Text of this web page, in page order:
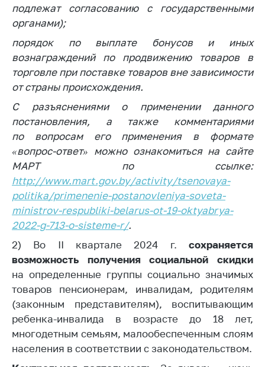
подлежат согласованию с государственными
органами);
порядок по выплате бонусов и иных
вознаграждений по продвижению товаров в
торговле при поставке товаров вне зависимости
от страны происхождения.
С разъяснениями о применении данного
постановления, а также комментариями
по вопросам его применения в формате
«вопрос-ответ» можно ознакомиться на сайте
МАРТ по ссылке:
http://www.mart.gov.by/activity/tsenovaya-
politika/primenenie-postanovleniya-soveta-
ministrov-respubliki-belarus-ot-19-oktyabrya-
2022-g-713-o-sisteme-r/.
2) Во II квартале 2024 г. сохраняется
возможность получения социальной скидки
на определенные группы социально значимых
товаров пенсионерам, инвалидам, родителям
(законным представителям), воспитывающим
ребенка-инвалида в возрасте до 18 лет,
многодетным семьям, малообеспеченным слоям
населения в соответствии с законодательством.